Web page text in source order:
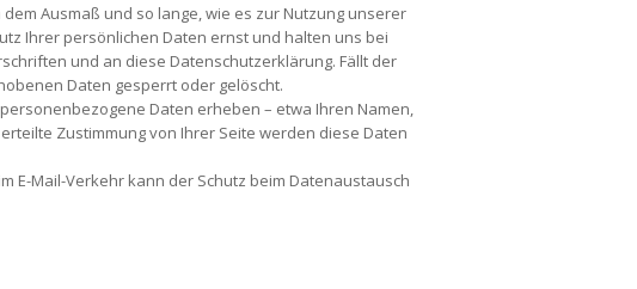
Ausmaß und so lange, wie es zur Nutzung unserer
Ihrer persönlichen Daten ernst und halten uns bei
und an diese Datenschutzerklärung. Fällt der
Daten gesperrt oder gelöscht.
Daten erheben – etwa Ihren Namen,
Zustimmung von Ihrer Seite werden diese Daten
E-Mail-Verkehr kann der Schutz beim Datenaustausch